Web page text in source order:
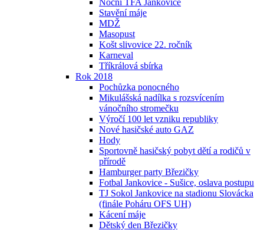
Noční TFA Jankovice
Stavění máje
MDŽ
Masopust
Košt slivovice 22. ročník
Karneval
Tříkrálová sbírka
Rok 2018
Pochůzka ponocného
Mikulášská nadílka s rozsvícením
vánočního stromečku
Výročí 100 let vzniku republiky
Nové hasičské auto GAZ
Hody
Sportovně hasičský pobyt dětí a rodičů v
přírodě
Hamburger party Březičky
Fotbal Jankovice - Sušice, oslava postupu
TJ Sokol Jankovice na stadionu Slovácka
(finále Poháru OFS UH)
Kácení máje
Dětský den Březičky